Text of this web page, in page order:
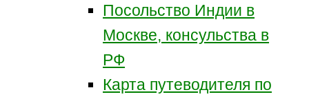
Посольство Индии в
Москве, консульства в
РФ
Карта путеводителя по